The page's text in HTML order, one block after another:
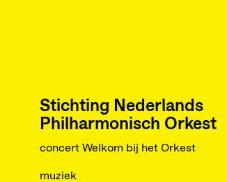
Stichting Nederlands
Philharmonisch Orkest
concert Welkom bij het Orkest
muziek